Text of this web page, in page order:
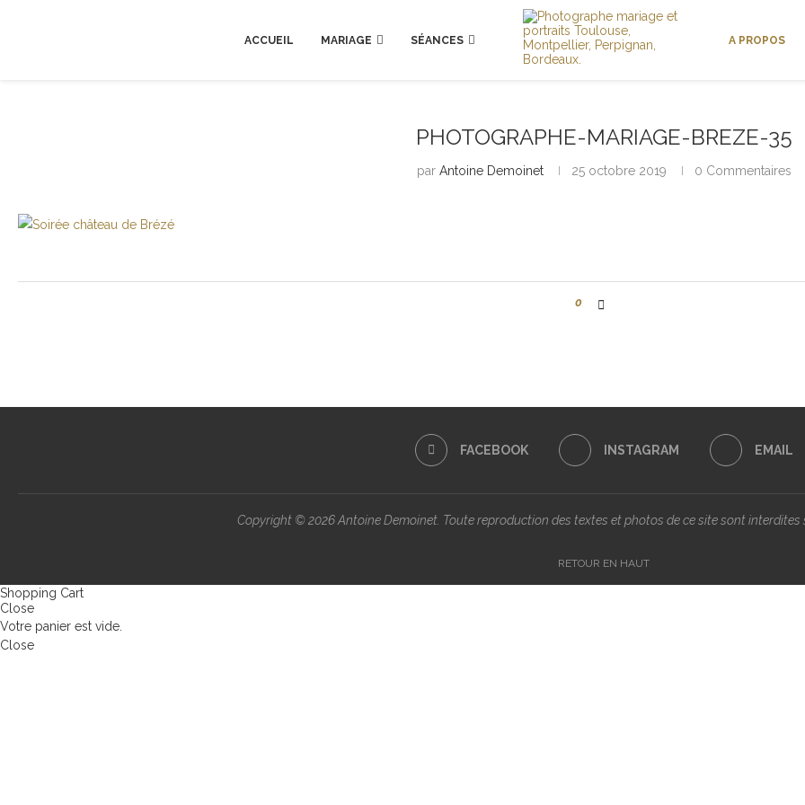
ACCUEIL MARIAGE SÉANCES A PROPOS
PHOTOGRAPHE-MARIAGE-BREZE-35
par Antoine Demoinet 25 octobre 2019 0 Commentaires
0
FACEBOOK INSTAGRAM EMAIL
Copyright © 2026 Antoine Demoinet. Toute reproduction des textes et photos de ce site sont
RETOUR EN HAUT
Shopping Cart
Close
Votre panier est vide.
Close